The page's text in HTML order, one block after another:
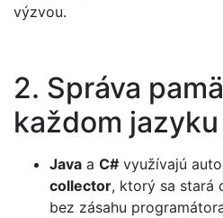
výzvou.
2. Správa
každom jazyku
Java a C# využívajú
collector, ktorý sa stará
bez zásahu